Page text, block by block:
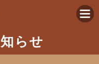
らせ